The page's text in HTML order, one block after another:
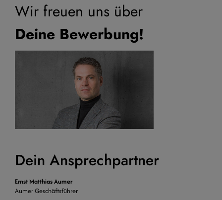
Wir freuen uns über
Deine Bewerbung!
Dein Ansprechpartner
Ernst Matthias Aumer
Aumer Geschäftsführer